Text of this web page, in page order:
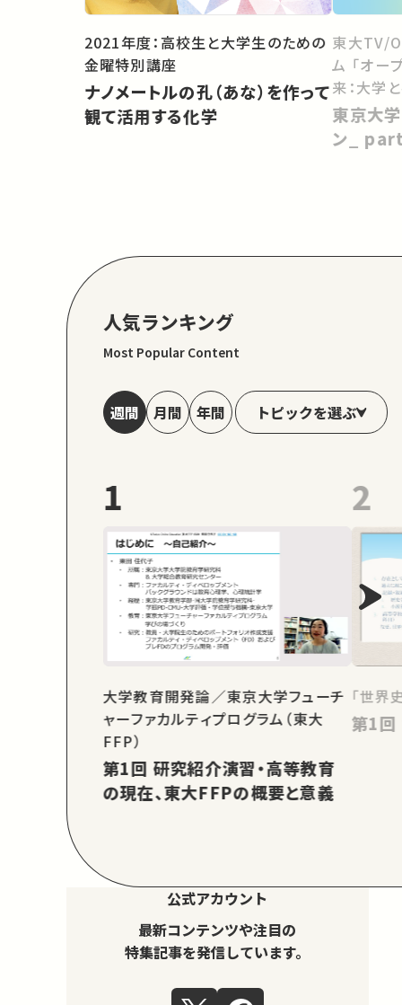
2021年度：高校生と大学生のための
金曜特別講座
ナノメートルの孔（あな）を作って
観て活用する化学
東大TV/
ム 「オー
来：大学
向けて」
東京大
ン_
人気ランキング
Most Popular Content
週間 月間 年間 トピックを選ぶ
1
大学教育開発論／東京大学フューチ
ャーファカルティプログラム（東大
FFP）
第1回 研究紹介演習・高等教育
の現在、東大FFPの概要と意義
2
「世界
公式アカウント
最新コンテンツや注目の
特集記事を発信しています。